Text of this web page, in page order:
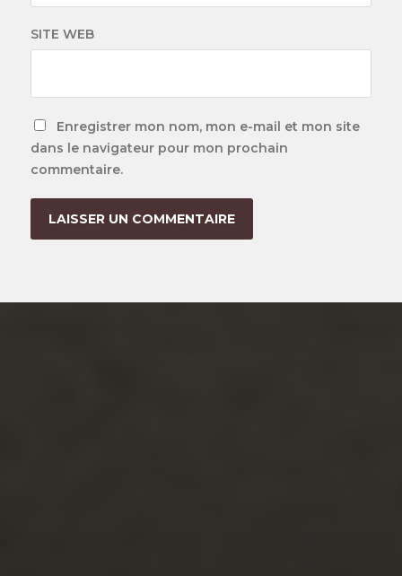
SITE WEB
Enregistrer mon nom, mon e-mail et mon site
dans le navigateur pour mon prochain
commentaire.